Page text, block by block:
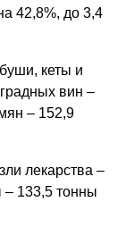
42,8%, до 3,4
кеты и
вин –
– 152,9
лекарства –
– 133,5 тонны